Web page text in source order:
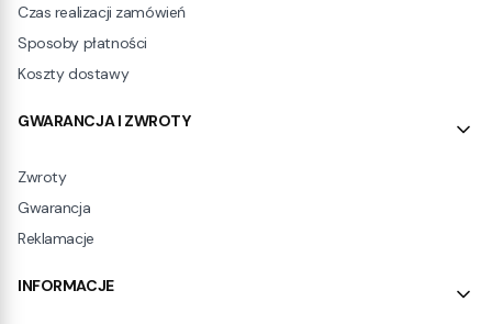
Czas realizacji zamówień
Sposoby płatności
Koszty dostawy
GWARANCJA I ZWROTY
Zwroty
Gwarancja
Reklamacje
INFORMACJE